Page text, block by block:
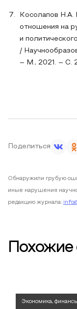
Косолапов Н.А.
отношения на
и
/
– М., 2021. – С.
Поделиться
Обнаружили грубую
иные нарушения
редакцию журнала:
Похожие
Экономика,